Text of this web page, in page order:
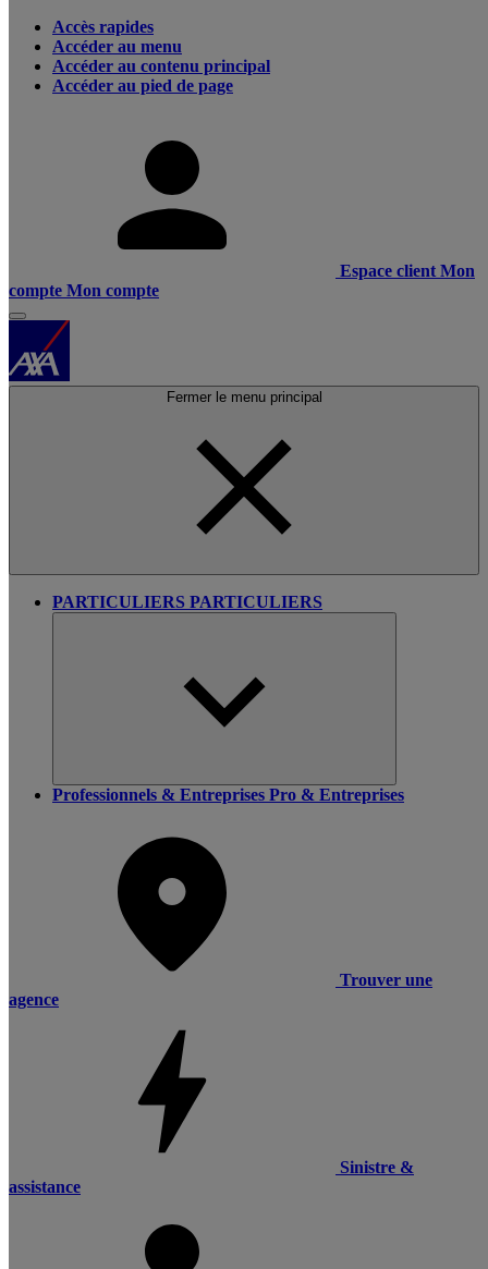
Accès rapides
Accéder au menu
Accéder au contenu principal
Accéder au pied de page
Espace client Mon
compte Mon compte
Fermer le menu principal
PARTICULIERS PARTICULIERS
Professionnels & Entreprises Pro & Entreprises
Trouver une
agence
Sinistre &
assistance